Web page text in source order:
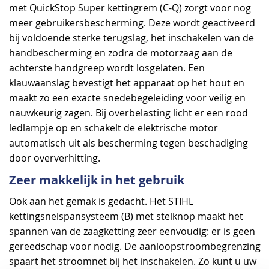
met QuickStop Super kettingrem (C-Q) zorgt voor nog
meer gebruikersbescherming. Deze wordt geactiveerd
bij voldoende sterke terugslag, het inschakelen van de
handbescherming en zodra de motorzaag aan de
achterste handgreep wordt losgelaten. Een
klauwaanslag bevestigt het apparaat op het hout en
maakt zo een exacte snedebegeleiding voor veilig en
nauwkeurig zagen. Bij overbelasting licht er een rood
ledlampje op en schakelt de elektrische motor
automatisch uit als bescherming tegen beschadiging
door oververhitting.
Zeer makkelijk in het gebruik
Ook aan het gemak is gedacht. Het STIHL
kettingsnelspansysteem (B) met stelknop maakt het
spannen van de zaagketting zeer eenvoudig: er is geen
gereedschap voor nodig. De aanloopstroombegrenzing
spaart het stroomnet bij het inschakelen. Zo kunt u uw